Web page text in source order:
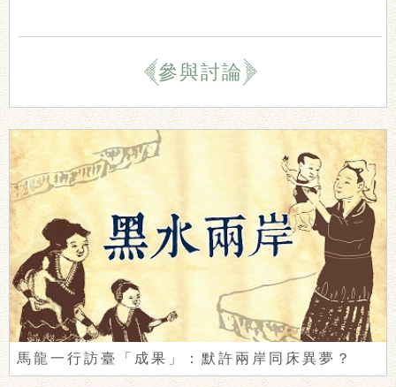
參與討論
馬龍一行訪臺「成果」：默許兩岸同床異夢？